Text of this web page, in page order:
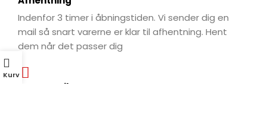
Indenfor 3 timer i åbningstiden. Vi sender dig en
mail så snart varerne er klar til afhentning. Hent
dem når det passer dig
Ingen Butik
Kurv